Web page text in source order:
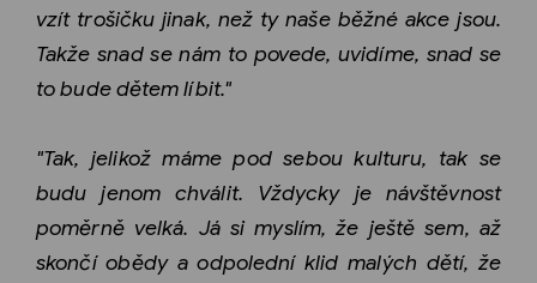
vzít trošičku jinak, než ty naše běžné akce jsou.
Takže snad se nám to povede, uvidíme, snad se
to bude dětem líbit."
"Tak, jelikož máme pod sebou kulturu, tak se
budu jenom chválit. Vždycky je návštěvnost
poměrně velká. Já si myslím, že ještě sem, až
skončí obědy a odpolední klid malých dětí, že